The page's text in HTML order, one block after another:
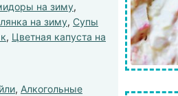
на зиму,
на зиму, Супы
, Цветная капуста на
, Алкогольные